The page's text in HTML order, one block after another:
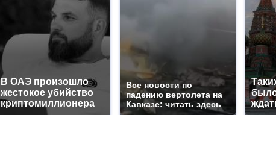
В ОАЭ произошло
жестокое убийство
криптомиллионера
Все новости по
падению вертолета на
Кавказе: читать здесь
было